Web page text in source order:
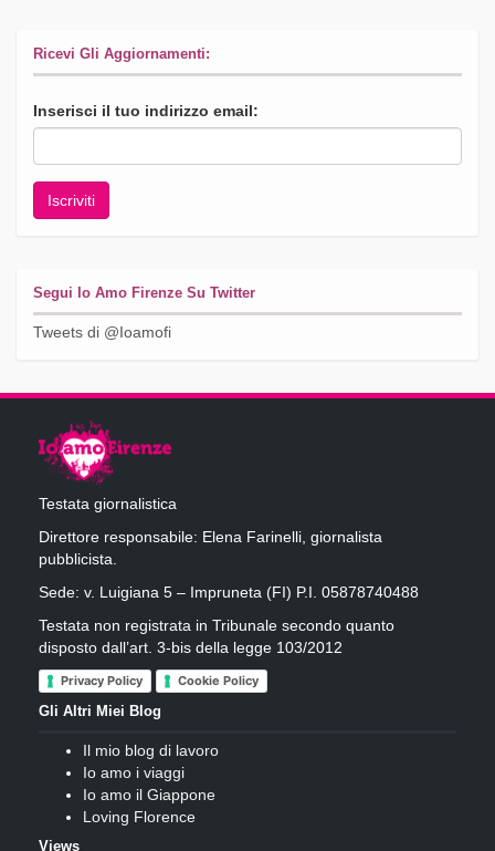
Ricevi Gli Aggiornamenti:
Inserisci il tuo indirizzo email:
Segui Io Amo Firenze Su Twitter
Tweets di @Ioamofi
Testata giornalistica
Direttore responsabile: Elena Farinelli, giornalista
pubblicista.
Sede: v. Luigiana 5 – Impruneta (FI) P.I. 05878740488
Testata non registrata in Tribunale secondo quanto
disposto dall’art. 3-bis della legge 103/2012
Privacy Policy Cookie Policy
Gli Altri Miei Blog
Il mio blog di lavoro
Io amo i viaggi
Io amo il Giappone
Loving Florence
Views